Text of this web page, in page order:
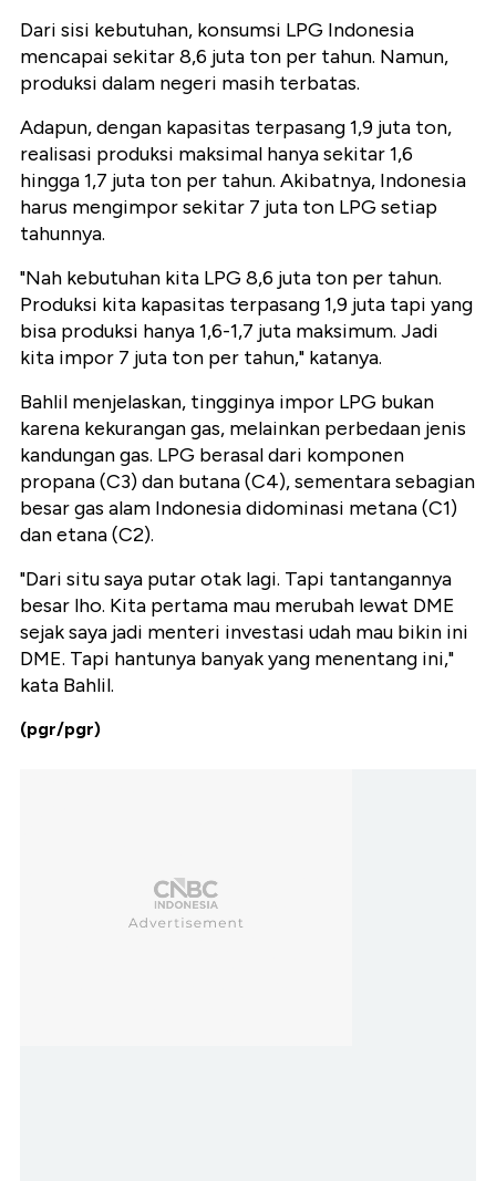
Dari sisi kebutuhan, konsumsi LPG Indonesia
mencapai sekitar 8,6 juta ton per tahun. Namun,
produksi dalam negeri masih terbatas.
Adapun, dengan kapasitas terpasang 1,9 juta ton,
realisasi produksi maksimal hanya sekitar 1,6
hingga 1,7 juta ton per tahun. Akibatnya, Indonesia
harus mengimpor sekitar 7 juta ton LPG setiap
tahunnya.
"Nah kebutuhan kita LPG 8,6 juta ton per tahun.
Produksi kita kapasitas terpasang 1,9 juta tapi yang
bisa produksi hanya 1,6-1,7 juta maksimum. Jadi
kita impor 7 juta ton per tahun," katanya.
Bahlil menjelaskan, tingginya impor LPG bukan
karena kekurangan gas, melainkan perbedaan jenis
kandungan gas. LPG berasal dari komponen
propana (C3) dan butana (C4), sementara sebagian
besar gas alam Indonesia didominasi metana (C1)
dan etana (C2).
"Dari situ saya putar otak lagi. Tapi tantangannya
besar lho. Kita pertama mau merubah lewat DME
sejak saya jadi menteri investasi udah mau bikin ini
DME. Tapi hantunya banyak yang menentang ini,"
kata Bahlil.
(pgr/pgr)